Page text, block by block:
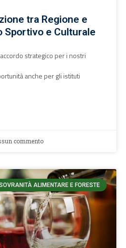
tra Regione e
Sportivo e Culturale
strategico per i nostri
anche per gli istituti
commento
ALIMENTARE E FORESTE